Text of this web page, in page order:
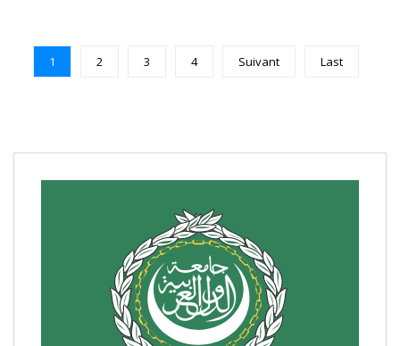
1 2 3 4 Suivant Last